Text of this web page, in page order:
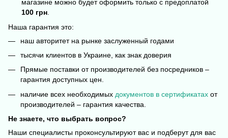
магазине можно будет оформить только с предоплатой
100 грн
Наша гарантия это:
наш авторитет на рынке заслуженный годами
тысячи клиентов в Украине, как знак доверия
Прямые поставки от производителей без посредников –
гарантия доступных цен.
наличие всех необходимых документов в сертификатах от
производителей – гарантия качества.
Не знаете, что выбрать вопрос?
Наши специалисты проконсультируют вас и подберут для вас